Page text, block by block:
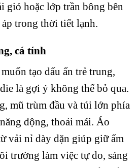
gió hoặc lớp trần bông bên
trong thời tiết lạnh.
cá tính
tạo dấu ấn trẻ trung,
là gợi ý không thể bỏ qua.
mũ trùm đầu và túi lớn phía
động, thoải mái. Áo
vải nỉ dày dặn giúp giữ ấm
trường làm việc tự do, sáng